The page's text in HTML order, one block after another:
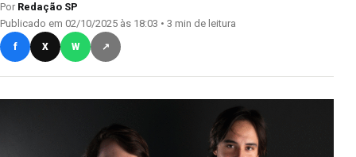
Por Redação SP
Publicado em 02/10/2025 às 18:03 • 3 min de leitura
f X W ↗